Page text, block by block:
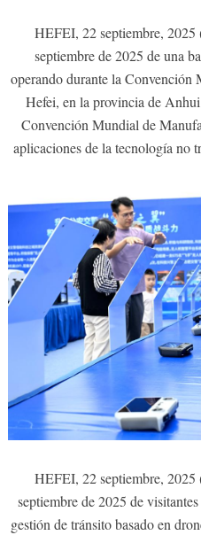
HEFEI, 22 septiembre,
septiembre de 2025 de una
operando durante la
Hefei, en la provincia de
Convención Mundial de
aplicaciones de la tecnología
HEFEI, 22 septiembre,
septiembre de 2025 de
gestión de tránsito basado en